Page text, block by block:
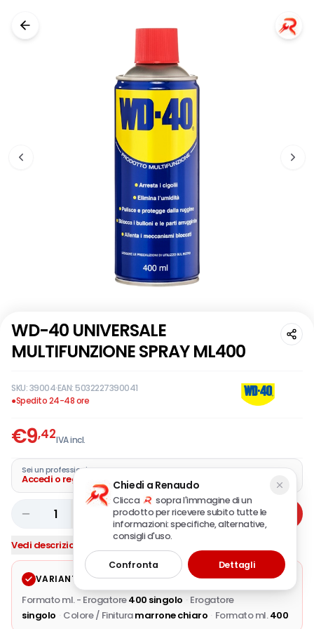
WD-40 UNIVERSALE
MULTIFUNZIONE SPRAY ML400
SKU:39004·EAN:5032227390041
●Spedito 24-48 ore
€9,42IVA incl.
Sei un professionista?
Accedi o registra la tua azienda
1 Aggiungi
Vedi descrizione completa
VARIANTE SELEZIONATA Modifica
Formato ml. - Erogatore400 singolo · Erogatore
singolo · Colore / Finituramarrone chiaro · Formato ml. 400
Chiedi a Renaudo
Clicca
sopra l'immagine di un
prodotto per ricevere subito tutte le
informazioni: specifiche, alternative,
consigli d'uso.
Confronta Dettagli